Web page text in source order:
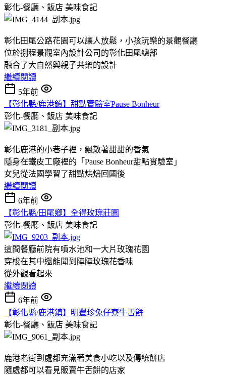
彰化-餐廳、飯店 美味食記
彰化田尾公路花園可以讓人放鬆，小孩玩樂的景觀餐廳
位於捌程景觀室內設計公司的彰化田尾總部
融合了大自然與親子共樂的設計
繼續閱讀
5年前
【彰化縣/鹿港鎮】甜點實驗室Pause Bonheur
彰化-餐廳、飯店 美味食記
彰化鹿港的小巷子裡，飄散著甜甜的香氣
隱身在鐵皮工廠裡的「Pause Bonheur甜點實驗室」
女兒從法國學習了甜點烘焙回國後
繼續閱讀
6年前
【彰化縣/田尾鄉】全得玫瑰莊園
彰化-餐廳、飯店 美味食記
這間餐廳前院有噴水池和一大片玫瑰花園
穿梭在其中還能聞到陣陣玫瑰花香味
從外觀看起來
繼續閱讀
6年前
【彰化縣/鹿港鎮】明豐珍兔仔寮牛舌餅
彰化-餐廳、飯店 美味食記
鹿港老街到處都充滿著美食小吃以及傳統餅店
隨處都可以看見販賣牛舌餅的店家